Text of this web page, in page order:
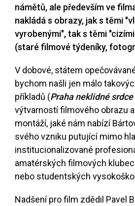
námětů, ale především ve
nakládá s obrazy, jak s těmi
vyrobenými", tak s těmi
(staré filmové týdeníky,
V dobové, státem
bychom našli jen málo
příkladů (Praha neklidné srdce
výtvarností filmového obrazu
montáží, jaké nám nabízí
svého vzniku putující mimo
institucionalizované
amatérských filmových
nebo studentských
Nadšení pro film zdědil Pavel